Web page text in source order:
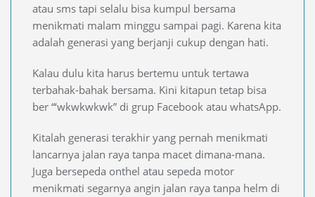
atau sms tapi selalu bisa kumpul bersama
menikmati malam minggu sampai pagi. Karena kita
adalah generasi yang berjanji cukup dengan hati.
Kalau dulu kita harus bertemu untuk tertawa
terbahak-bahak bersama. Kini kitapun tetap bisa
ber “‘wkwkwkwk” di grup Facebook atau whatsApp.
Kitalah generasi terakhir yang pernah menikmati
lancarnya jalan raya tanpa macet dimana-mana.
Juga bersepeda onthel atau sepeda motor
menikmati segarnya angin jalan raya tanpa helm di